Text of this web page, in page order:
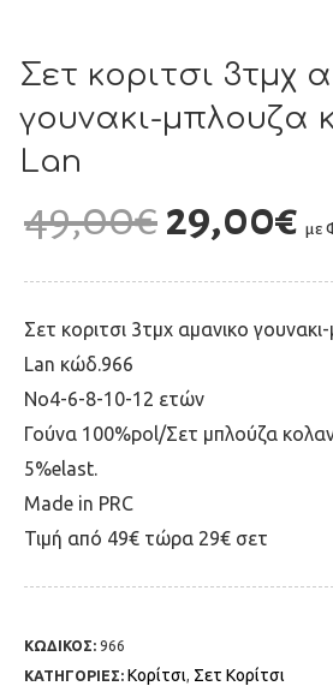
Σετ κοριτσι 3τμχ
γουνακι-μπλουζα
Lan
49,00€ 29,00€ με
Σετ κοριτσι 3τμχ αμανικο
Lan κώδ.966
Νο4-6-8-10-12 ετών
Γούνα 100%pol/Σετ μπλούζα
5%elast.
Made in PRC
Τιμή από 49€ τώρα 29€ σετ
ΚΩΔΙΚΟΣ: 966
ΚΑΤΗΓΟΡΙΕΣ: Κορίτσι, Σετ Κορίτσι